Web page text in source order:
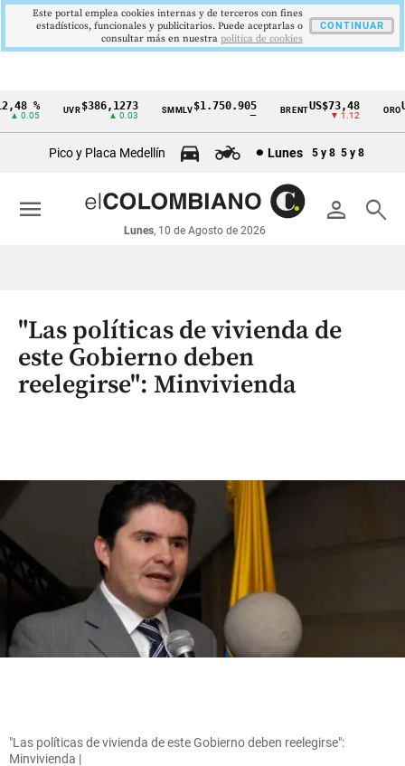
Cintillo
económicos
Colombia
%
0.05
UVR$386,1273
▲ 0.03
SMMLV$1.750.905 BRENTUS$73,48
▼ 1.12
ORO
Pico y Placa Medellín Lunes 5 y 8 5 y 8
person search
Lunes, 10 de Agosto de 2026
menu
"Las políticas de vivienda de
este Gobierno deben
reelegirse": Minvivienda
"Las políticas de vivienda de este Gobierno deben reelegirse":
Minvivienda |
Este portal emplea cookies internas y de terceros con fines
estadísticos, funcionales y publicitarios. Puede aceptarlas o
consultar más en nuestra politica de cookies
CONTINUAR